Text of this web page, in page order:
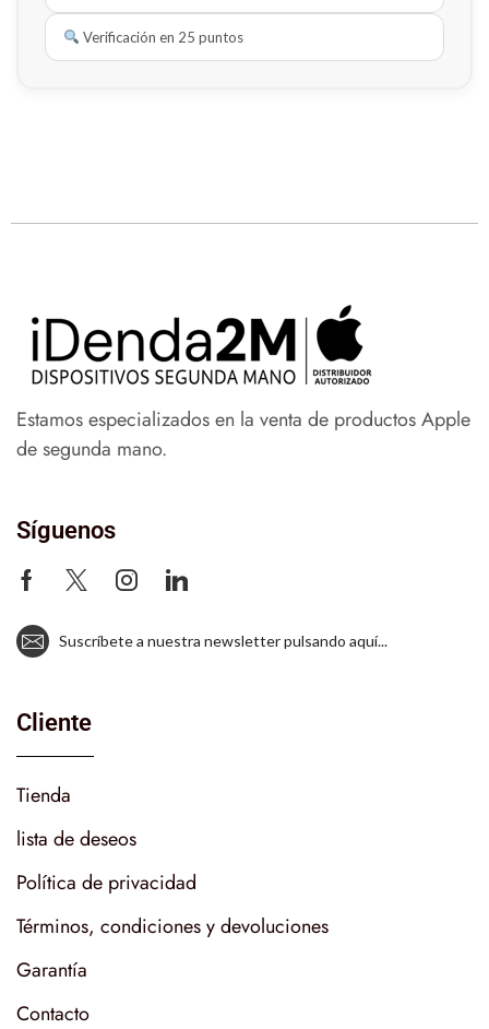
Verificación en 25 puntos
Estamos especializados en la venta de productos Apple
de segunda mano.
Síguenos
Suscríbete a nuestra newsletter pulsando aquí...
Cliente
Tienda
lista de deseos
Política de privacidad
Términos, condiciones y devoluciones
Garantía
Contacto